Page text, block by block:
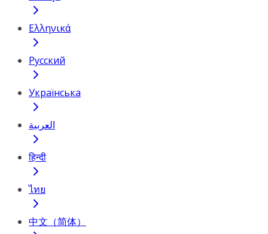
Ελληνικά
Русский
Українська
العربية
हिन्दी
ไทย
中文（简体）